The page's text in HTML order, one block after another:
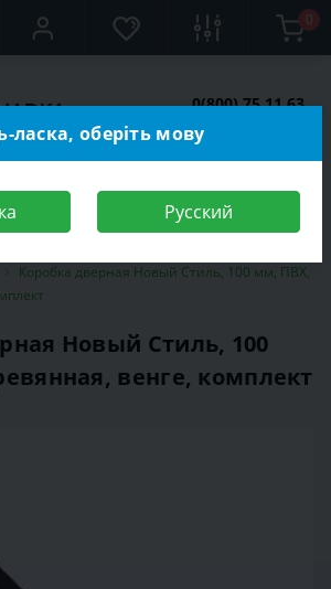
0
0(800) 75 11 63
Коробка дверная Новый Стиль, 100 мм, ПВХ,
Новый Стиль, 100
венге, комплект
ласка, оберіть мову
Русский